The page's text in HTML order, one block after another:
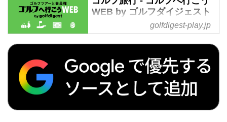
WEB by ゴルフダイジェスト
ゴルフ旅行 の記事一覧 - 沖縄から
ットランド・欧州・タイ・マレー
シアなど世界中の海外ゴルフ旅行
をご案内。ゴルフ場会員権の売
買、ゴルフダイジェストだけのお
得なメンバーシップ情報。初心
golfdigest-play.jp